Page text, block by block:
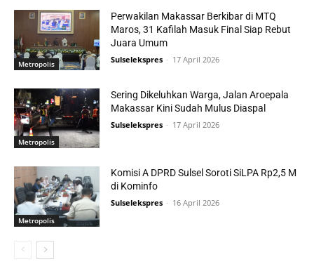
Metropolis
Perwakilan Makassar Berkibar di MTQ
Maros, 31 Kafilah Masuk Final Siap Rebut
Juara Umum
Sulselekspres - 17 April 2026
Metropolis
Sering Dikeluhkan Warga, Jalan Aroepala
Makassar Kini Sudah Mulus Diaspal
Sulselekspres - 17 April 2026
Metropolis
Komisi A DPRD Sulsel Soroti SiLPA Rp2,5 M
di Kominfo
Sulselekspres - 16 April 2026